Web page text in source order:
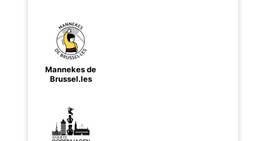
Mannekes de
Brussel.les